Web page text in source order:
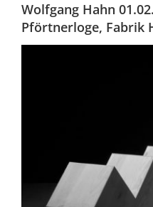
Wolfgang Hahn
Pförtnerloge, Fabrik